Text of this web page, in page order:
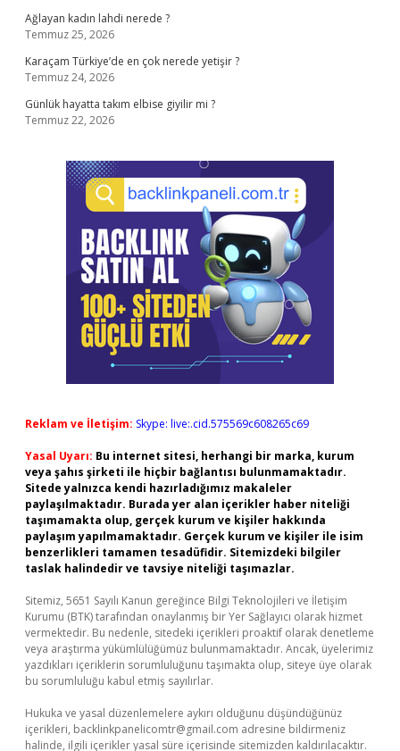
Ağlayan kadın lahdi nerede ?
Temmuz 25, 2026
Karaçam Türkiye’de en çok nerede yetişir ?
Temmuz 24, 2026
Günlük hayatta takım elbise giyilir mi ?
Temmuz 22, 2026
Reklam ve İletişim: Skype: live:.cid.575569c608265c69
Yasal Uyarı: Bu internet sitesi, herhangi bir marka, kurum
veya şahıs şirketi ile hiçbir bağlantısı bulunmamaktadır.
Sitede yalnızca kendi hazırladığımız makaleler
paylaşılmaktadır. Burada yer alan içerikler haber niteliği
taşımamakta olup, gerçek kurum ve kişiler hakkında
paylaşım yapılmamaktadır. Gerçek kurum ve kişiler ile isim
benzerlikleri tamamen tesadüfidir. Sitemizdeki bilgiler
taslak halindedir ve tavsiye niteliği taşımazlar.
Sitemiz, 5651 Sayılı Kanun gereğince Bilgi Teknolojileri ve İletişim
Kurumu (BTK) tarafından onaylanmış bir Yer Sağlayıcı olarak hizmet
vermektedir. Bu nedenle, sitedeki içerikleri proaktif olarak denetleme
veya araştırma yükümlülüğümüz bulunmamaktadır. Ancak, üyelerimiz
yazdıkları içeriklerin sorumluluğunu taşımakta olup, siteye üye olarak
bu sorumluluğu kabul etmiş sayılırlar.
Hukuka ve yasal düzenlemelere aykırı olduğunu düşündüğünüz
içerikleri, backlinkpanelicomtr@gmail.com adresine bildirmeniz
halinde, ilgili içerikler yasal süre içerisinde sitemizden kaldırılacaktır.